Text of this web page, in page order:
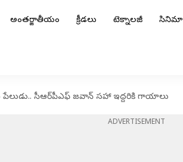
అంతర్జాతీయం క్రీడలు టెక్నాలజీ సినిమా
సీఆర్‌పీఎఫ్ జవాన్ సహా ఇద్దరికి గాయాలు
ADVERTISEMENT